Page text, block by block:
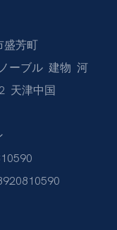
盛芳町
ーブル 建物 河
天津中国